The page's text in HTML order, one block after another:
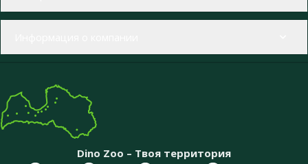
Dino Zoo – Твоя территория